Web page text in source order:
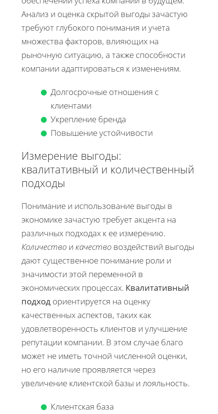
Анализ и оценка скрытой выгоды зачастую
требуют глубокого понимания и учета
множества факторов, влияющих на
рыночную ситуацию, а также способности
компании адаптироваться к изменениям.
Долгосрочные отношения с
клиентами
Укрепление бренда
Повышение устойчивости
Измерение выгоды:
квалитативный и количественный
подходы
Понимание и использование выгоды в
экономике зачастую требует акцента на
различных подходах к ее измерению.
Количество и качество воздействий выгоды
дают существенное понимание роли и
значимости этой переменной в
экономических процессах. Квалитативный
подход ориентируется на оценку
качественных аспектов, таких как
удовлетворенность клиентов и улучшение
репутации компании. В этом случае благо
может не иметь точной численной оценки,
но его наличие проявляется через
увеличение клиентской базы и лояльность.
Клиентская база